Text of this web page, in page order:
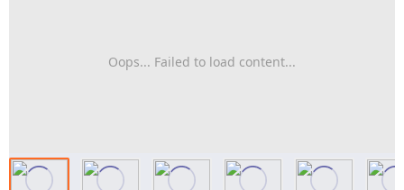
Oops... Failed to load content...